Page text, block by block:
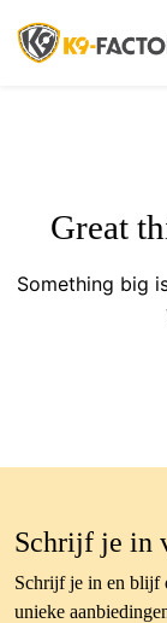
Great
Something big
Schrijf je in
Schrijf je in en blijf
unieke